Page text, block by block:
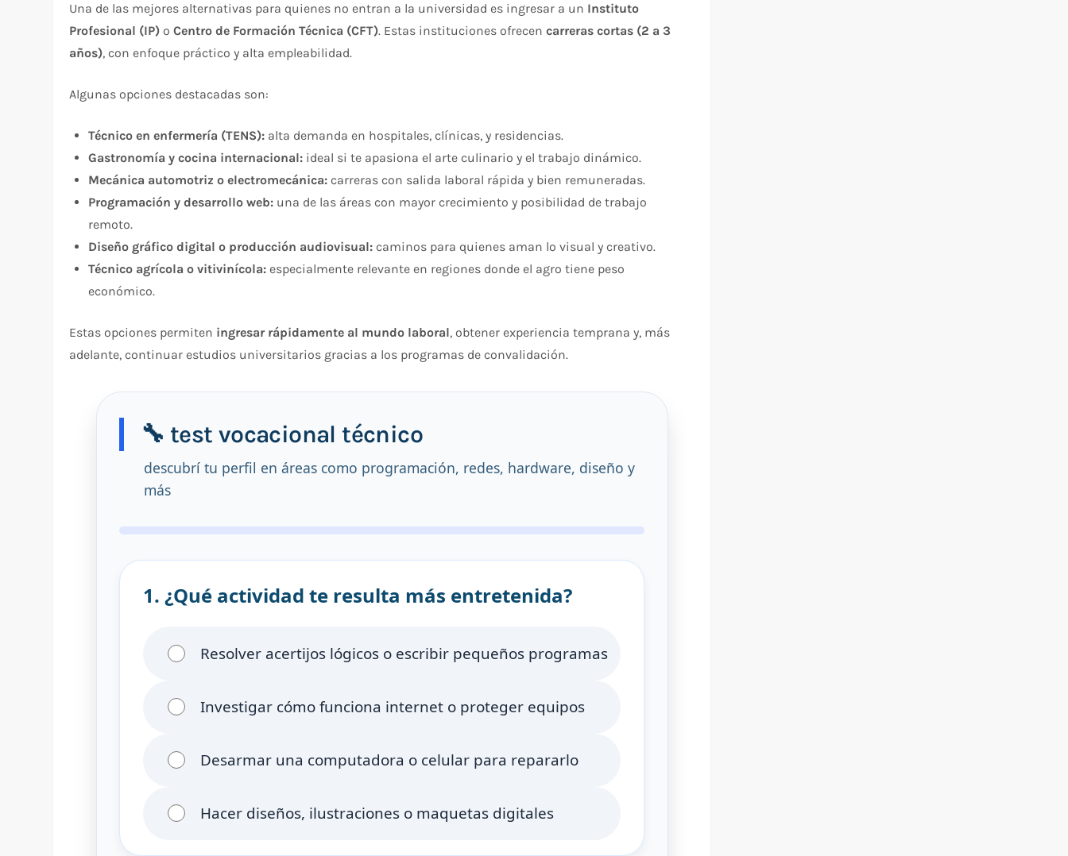
Una de las mejores alternativas para quienes no entran a la universidad es ingresar a un Instituto
Profesional (IP) oCentro de Formación Técnica (CFT). Estas instituciones ofrecencarreras cortas (2 a 3
años), con enfoque práctico y alta empleabilidad.
Algunas opciones destacadas son:
Técnico en enfermería (TENS): alta demanda en hospitales, clínicas, y residencias.
Gastronomía y cocina internacional: ideal si te apasiona el arte culinario y el trabajo dinámico.
Mecánica automotriz o electromecánica: carreras con salida laboral rápida y bien remuneradas.
Programación y desarrollo web: una de las áreas con mayor crecimiento y posibilidad de trabajo
remoto.
Diseño gráfico digital o producción audiovisual: caminos para quienes aman lo visual y creativo.
Técnico agrícola o vitivinícola: especialmente relevante en regiones donde el agro tiene peso
económico.
Estas opciones permiten ingresar rápidamente al mundo laboral, obtener experiencia temprana y, más
adelante, continuar estudios universitarios gracias a los programas de convalidación.
🔧 test vocacional técnico
descubrí tu perfil en áreas como programación, redes, hardware, diseño y
más
1. ¿Qué actividad te resulta más entretenida?
Resolver acertijos lógicos o escribir pequeños programas
Investigar cómo funciona internet o proteger equipos
Desarmar una computadora o celular para repararlo
Hacer diseños, ilustraciones o maquetas digitales